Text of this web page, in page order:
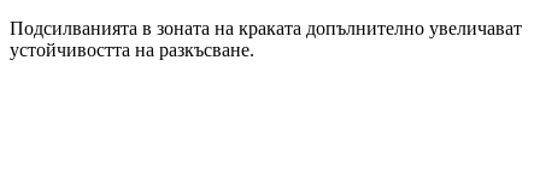
Подсилванията в зоната на краката допълнително увеличават
устойчивостта на разкъсване.